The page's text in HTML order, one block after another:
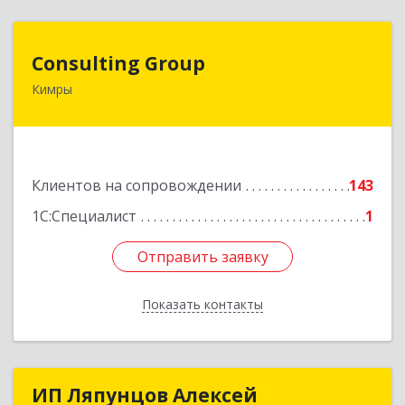
Consulting Group
Кимры
Клиентов на сопровождении
143
1С:Специалист
1
Отправить заявку
Показать контакты
171507, Тверская обл, Кимры г, Малая Садовая
Отправить заявку
Назад
ИП Ляпунцов АлексейИП Ляпунцов Алексей